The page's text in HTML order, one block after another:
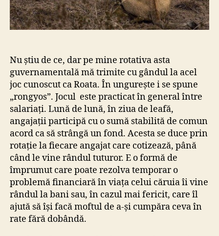
Nu știu de ce, dar pe mine rotativa asta
guvernamentală mă trimite cu gândul la acel
joc cunoscut ca Roata. În ungurește i se spune
„rongyos”. Jocul este practicat în general între
salariați. Lună de lună, în ziua de leafă,
angajații participă cu o sumă stabilită de comun
acord ca să strângă un fond. Acesta se duce prin
rotație la fiecare angajat care cotizează, până
când le vine rândul tuturor. E o formă de
împrumut care poate rezolva temporar o
problemă financiară în viața celui căruia îi vine
rândul la bani sau, în cazul mai fericit, care îl
ajută să își facă moftul de a-și cumpăra ceva în
rate fără dobândă.